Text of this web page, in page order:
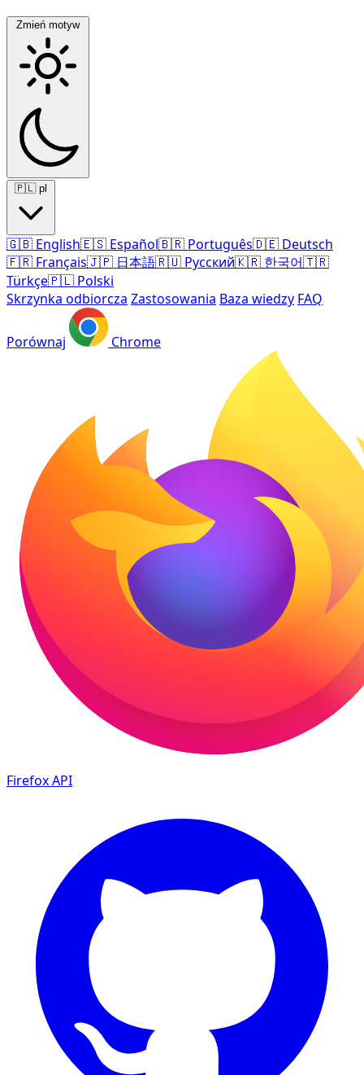
Zmień motyw
🇵🇱 pl
🇬🇧 English🇪🇸 Español🇧🇷 Português🇩🇪 Deutsch
🇫🇷 Français🇯🇵 日本語🇷🇺 Русский🇰🇷 한국어🇹🇷
Türkçe🇵🇱 Polski
Skrzynka odbiorcza Zastosowania Baza wiedzy FAQ
Porównaj Chrome
FirefoxAPI